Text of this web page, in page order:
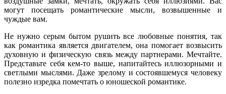
могут посещать романтические мысли, возвышенные и
чуждые вам.
Не нужно серым бытом рушить все любовные понятия, так
как романтика является двигателем, она помогает возвысить
духовную и физическую связь между партнерами. Мечтайте.
Представьте себя кем-то выше, напитайтесь иллюзорными и
светлыми мыслями. Даже зрелому и состоявшемуся человеку
полезно изредка помечтать о юношеской романтике.